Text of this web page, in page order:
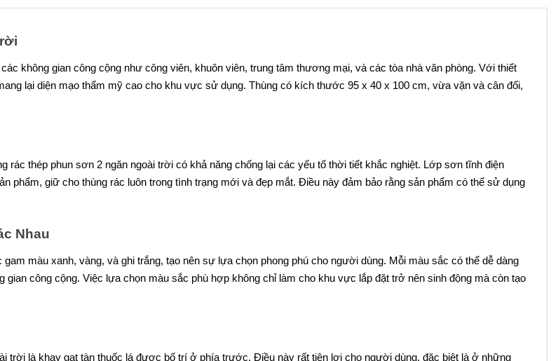
không gian công cộng như công viên, khuôn viên, trung tâm thương mại, và các tòa nhà văn phòng. Với thiết
lại diện mạo thẩm mỹ cao cho khu vực sử dụng. Thùng có kích thước 95 x 40 x 100 cm, vừa vặn và cân đối,
thép phun sơn 2 ngăn ngoài trời có khả năng chống lại các yếu tố thời tiết khắc nghiệt. Lớp sơn tĩnh điện
phẩm, giữ cho thùng rác luôn trong tình trạng mới và đẹp mắt. Điều này đảm bảo rằng sản phẩm có thể sử dụng
Nhau
màu xanh, vàng, và ghi trắng, tạo nên sự lựa chọn phong phú cho người dùng. Mỗi màu sắc có thể dễ dàng
công cộng. Việc lựa chọn màu sắc phù hợp không chỉ làm cho khu vực lắp đặt trở nên sinh động mà còn tạo
trời là khay gạt tàn thuốc lá được bố trí ở phía trước. Điều này rất tiện lợi cho người dùng, đặc biệt là ở những